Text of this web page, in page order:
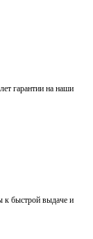
гарантии на наши
к быстрой выдаче и